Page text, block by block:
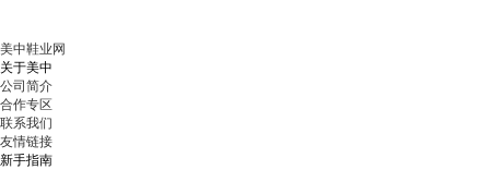
美中鞋业网
关于美中
公司简介
合作专区
联系我们
友情链接
新手指南